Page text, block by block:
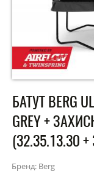
БАТУТ BERG
GREY +
(32.35.13.30
Бренд: Berg